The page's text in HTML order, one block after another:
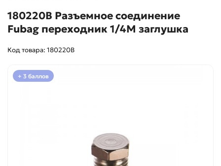
180220B Разъемное соединение
Fubag переходник 1/4M заглушка
Код товара: 180220B
+ 3 баллов